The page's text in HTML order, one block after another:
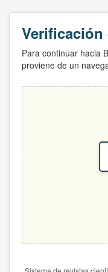
Verificación
Para continuar hacia
proviene de un